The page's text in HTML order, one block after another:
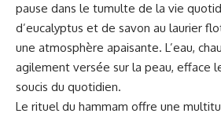
pause dans le tumulte de la vie
d’eucalyptus et de savon au laurier
une atmosphère apaisante. L’eau,
agilement versée sur la peau, efface
soucis du quotidien.
Le rituel du hammam offre une